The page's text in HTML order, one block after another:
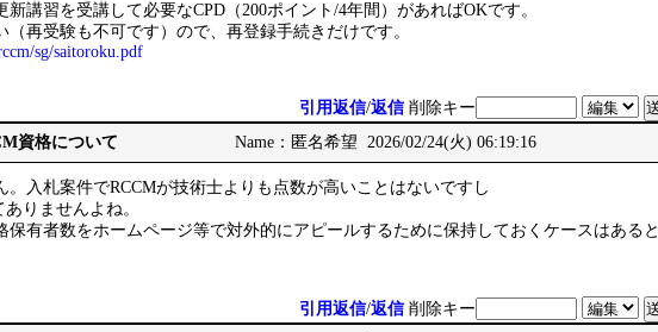
講習を受講して必要なCPD（200ポイント/4年間）があればOKです。
再受験も不可です）ので、再登録手続きだけです。
sg/saitoroku.pdf
引用返信/返信 削除キー
資格について Name：匿名希望 2026/02/24(火) 06:19:16
。入札案件でRCCMが技術士よりも点数が高いことはないですし
りませんよね。
保有者数をホームページ等で対外的にアピールするために保持しておくケースはあると
引用返信/返信 削除キー